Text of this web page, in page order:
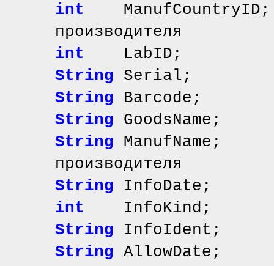
int
производителя
int
String Serial; //
String Barcode;
String
String
производителя
String InfoDate;
int InfoKind; //
String InfoIdent;
String AllowDate;